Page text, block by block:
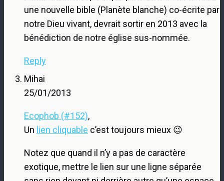
une nouvelle bible (Planète blanche) co-écrite par
notre Dieu vivant, devrait sortir en 2013 avec la
bénédiction de notre église sus-nommée.
Reply
Mihai
25/01/2013
Ecophob (#152),
Un lien cliquable c’est toujours mieux 😉
Notez que quand il n’y a pas de caractère
exotique, mettre le lien sur une ligne séparée